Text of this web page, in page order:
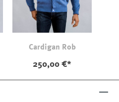
Cardigan Rob
250,00 €*